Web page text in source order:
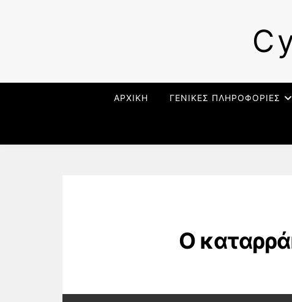
ΑΡΧΙΚΗ ΓΕΝΙΚΕΣ ΠΛΗΡΟΦΟΡΙΕΣ
Ο